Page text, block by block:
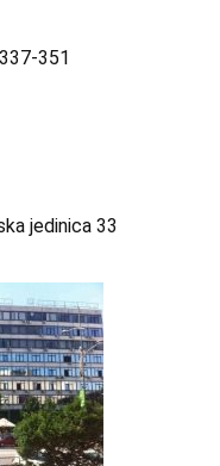
351
jedinica 33